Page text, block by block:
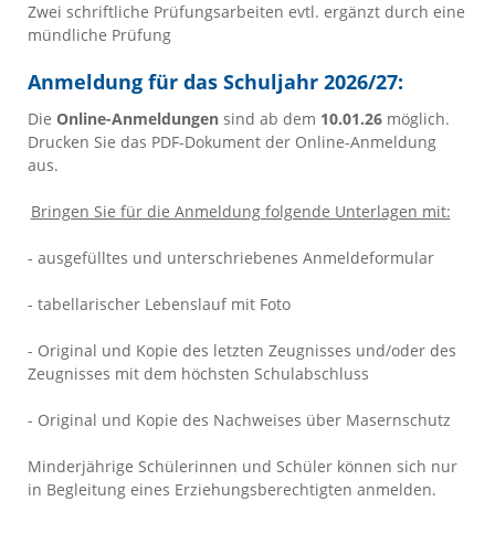
Zwei schriftliche Prüfungsarbeiten evtl. ergänzt durch eine
mündliche Prüfung
Anmeldung für das Schuljahr 2026/27:
Die Online-Anmeldungen sind ab dem 10.01.26 möglich.
Drucken Sie das PDF-Dokument der Online-Anmeldung
aus.
Bringen Sie für die Anmeldung folgende Unterlagen mit:
- ausgefülltes und unterschriebenes Anmeldeformular
- tabellarischer Lebenslauf mit Foto
- Original und Kopie des letzten Zeugnisses und/oder des
Zeugnisses mit dem höchsten Schulabschluss
- Original und Kopie des Nachweises über Masernschutz
Minderjährige Schülerinnen und Schüler können sich nur
in Begleitung eines Erziehungsberechtigten anmelden.